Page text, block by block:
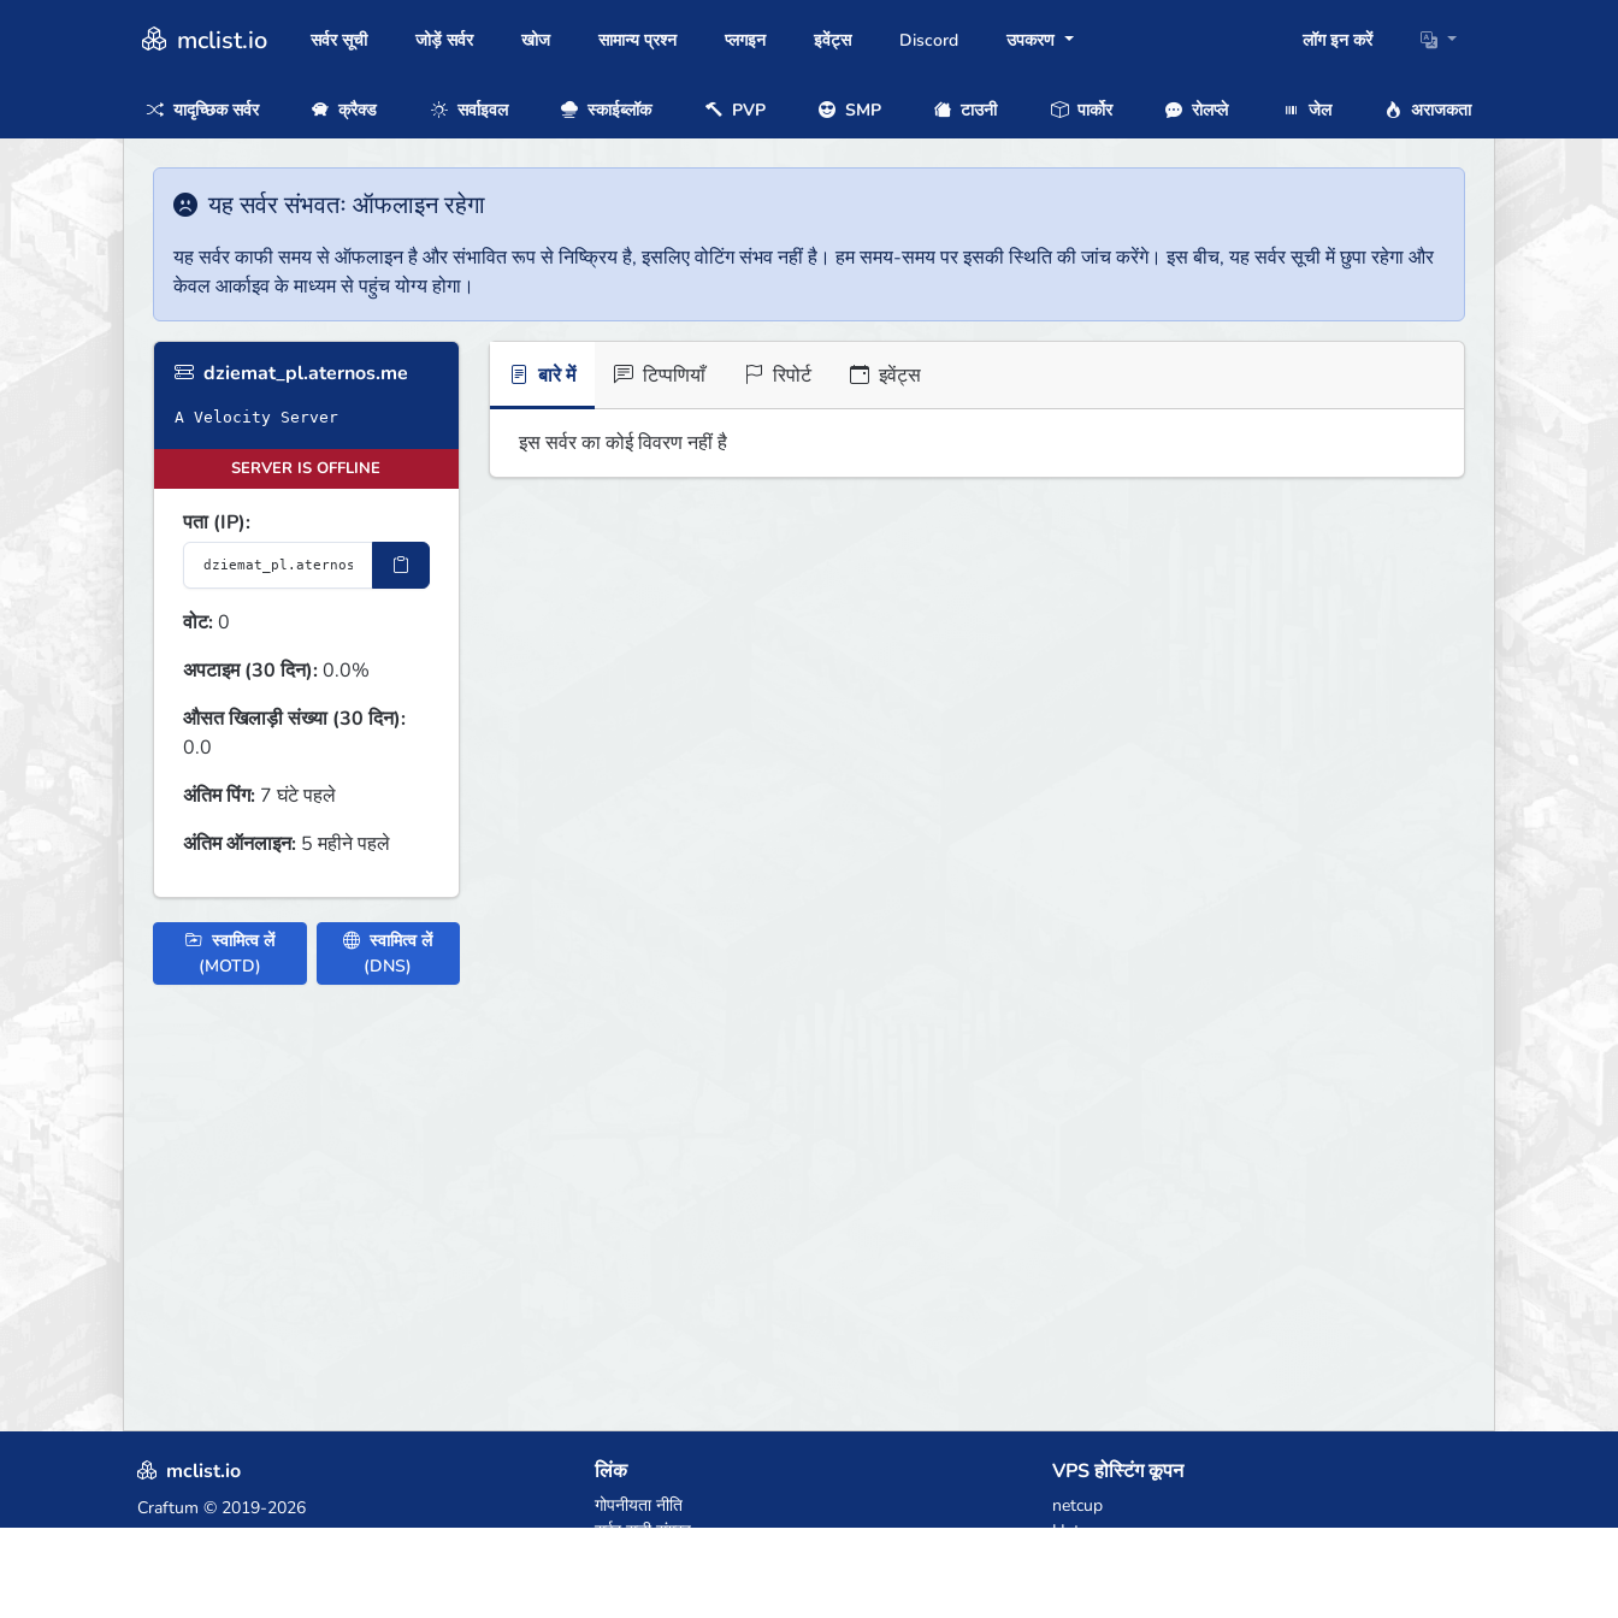
mclist.io सर्वर सूची जोड़ें सर्वर खोज सामान्य प्रश्न प्लगइन इवेंट्स Discord उपकरण लॉग इन करें
यादृच्छिक सर्वर क्रैक्ड सर्वाइवल स्काईब्लॉक PVP SMP टाउनी पार्कोर रोलप्ले जेल अराजकता
यह सर्वर संभवतः ऑफलाइन रहेगा
यह सर्वर काफी समय से ऑफलाइन है और संभावित रूप से निष्क्रिय है, इसलिए वोटिंग संभव नहीं है। हम समय-समय पर इसकी स्थिति की जांच करेंगे। इस बीच, यह सर्वर सूची में छुपा रहेगा और
केवल आर्काइव के माध्यम से पहुंच योग्य होगा।
dziemat_pl.aternos.me
A Velocity Server
SERVER IS OFFLINE
पता (IP):
वोट:0
अपटाइम (30 दिन):0.0%
औसत खिलाड़ी संख्या (30 दिन):
0.0
अंतिम पिंग: 7 घंटे पहले
अंतिम ऑनलाइन: 5 महीने पहले
स्वामित्व लें
(MOTD)
स्वामित्व लें
(DNS)
बारे में टिप्पणियाँ रिपोर्ट इवेंट्स
इस सर्वर का कोई विवरण नहीं है
mclist.io
Craftum © 2019-2026
लिंक
गोपनीयता नीति
सर्वर सूची संग्रह
VPS होस्टिंग कूपन
netcup
Hetzner